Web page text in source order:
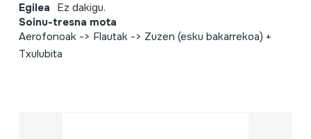
Egilea Ez dakigu.
Soinu-tresna mota
Aerofonoak -> Flautak -> Zuzen (esku bakarrekoa) +
Txulubita